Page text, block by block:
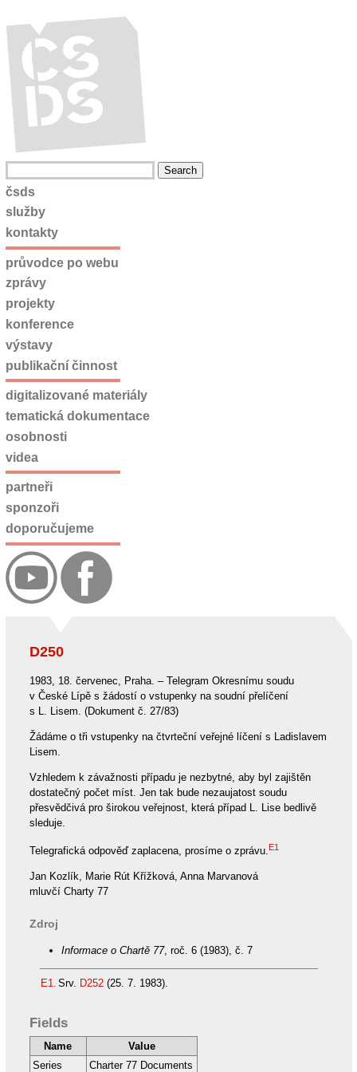
D250
1983, 18. červenec, Praha. – Telegram Okresnímu soudu
v České Lípě s žádostí o vstupenky na soudní přelíčení
s L. Lisem. (Dokument č. 27/83)
Žádáme o tři vstupenky na čtvrteční veřejné líčení s Ladislavem
Lisem.
Vzhledem k závažnosti případu je nezbytné, aby byl zajištěn
dostatečný počet míst. Jen tak bude nezaujatost soudu
přesvědčivá pro širokou veřejnost, která případ L. Lise bedlivě
sleduje.
Telegrafická odpověď zaplacena, prosíme o zprávu.E1
Jan Kozlík, Marie Rút Křížková, Anna Marvanová
mluvčí Charty 77
Zdroj
Informace o Chartě 77, roč. 6 (1983), č. 7
E1. Srv. D252(25. 7. 1983).
Fields
Name
Value
Series
Charter 77 Documents
čsds
služby
kontakty
průvodce po webu
zprávy
projekty
konference
výstavy
publikační činnost
digitalizované materiály
tematická dokumentace
osobnosti
videa
partneři
sponzoři
doporučujeme